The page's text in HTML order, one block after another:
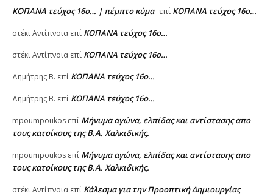
ΚΟΠΑΝΑ τεύχος 16ο… | πέμπτο κύμα επί ΚΟΠΑΝΑ τεύχος 16ο…
στέκι Αντίπνοια επί ΚΟΠΑΝΑ τεύχος 16ο…
στέκι Αντίπνοια επί ΚΟΠΑΝΑ τεύχος 16ο…
Δημήτρης Β. επί ΚΟΠΑΝΑ τεύχος 16ο…
Δημήτρης Β. επί ΚΟΠΑΝΑ τεύχος 16ο…
mpoumpoukos επί Μήνυμα αγώνα, ελπίδας και αντίστασης απο
τους κατοίκους της Β.Α. Χαλκιδικής.
mpoumpoukos επί Μήνυμα αγώνα, ελπίδας και αντίστασης απο
τους κατοίκους της Β.Α. Χαλκιδικής.
στέκι Αντίπνοια επί Κάλεσμα για την Προοπτική Δημιουργίας